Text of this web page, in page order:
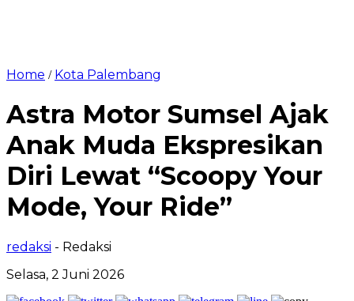
Home / Kota Palembang
Astra Motor Sumsel Ajak
Anak Muda Ekspresikan
Diri Lewat “Scoopy Your
Mode, Your Ride”
redaksi - Redaksi
Selasa, 2 Juni 2026